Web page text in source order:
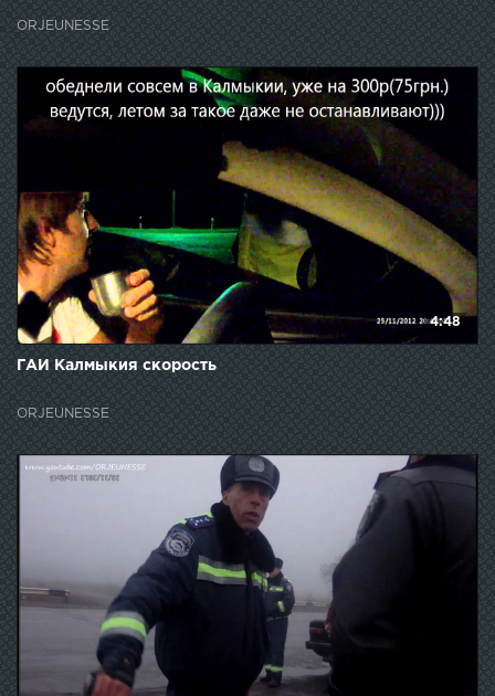
ORJEUNESSE
4:48
ГАИ Калмыкия скорость
ORJEUNESSE